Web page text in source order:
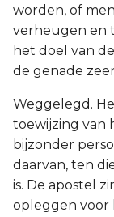
worden, of
verheugen en
het doel van
de genade
Weggelegd.
toewijzing van
bijzonder
daarvan, ten
is. De apostel
opleggen voor